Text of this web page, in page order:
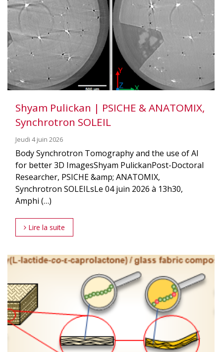
Shyam Pulickan | PSICHE & ANATOMIX,
Synchrotron SOLEIL
Jeudi 4 juin 2026
Body Synchrotron Tomography and the use of AI
for better 3D ImagesShyam PulickanPost-Doctoral
Researcher, PSICHE &amp; ANATOMIX,
Synchrotron SOLEILsLe 04 juin 2026 à 13h30,
Amphi (…)
Lire la suite